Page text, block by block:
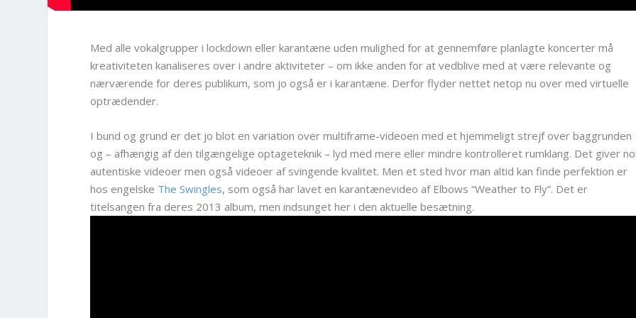
Med alle vokalgrupper i lockdown eller karantæne uden mulighed for at gennemføre planlagte koncerter må
kreativiteten kanaliseres over i andre aktiviteter – om ikke anden for at vedblive med at være relevante og
nærværende for deres publikum, som jo også er i karantæne. Derfor flyder nettet netop nu over med virtuelle
optrædender.
I bund og grund er det jo blot en variation over multiframe-videoen med et hjemmeligt strejf over baggrunden
og – afhængig af den tilgængelige optageteknik – lyd med mere eller mindre kontrolleret rumklang. Det giver
autentiske videoer men også videoer af svingende kvalitet. Men et sted hvor man altid kan finde perfektion er
hos engelske The Swingles, som også har lavet en karantænevideo af Elbows “Weather to Fly”. Det er
titelsangen fra deres 2013 album, men indsunget her i den aktuelle besætning.